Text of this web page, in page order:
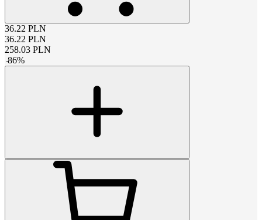
36.22 PLN
36.22 PLN
258.03 PLN
-86%